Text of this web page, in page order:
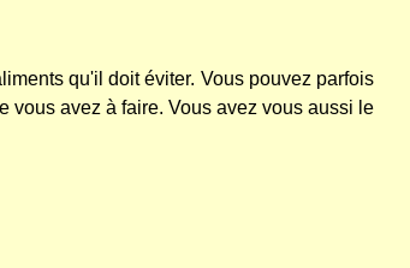
qu'il doit éviter. Vous pouvez parfois
vous avez à faire. Vous avez vous aussi le